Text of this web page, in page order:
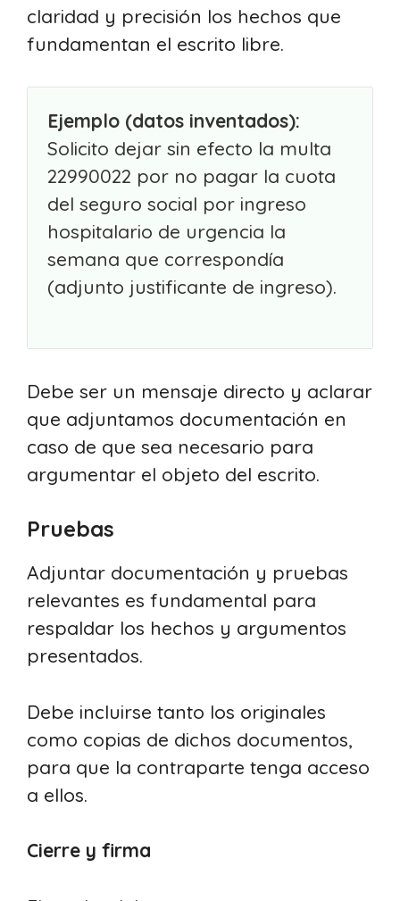
claridad y precisión los hechos que
fundamentan el escrito libre.
Ejemplo (datos inventados):
Solicito dejar sin efecto la multa
22990022 por no pagar la cuota
del seguro social por ingreso
hospitalario de urgencia la
semana que correspondía
(adjunto justificante de ingreso).
Debe ser un mensaje directo y aclarar
que adjuntamos documentación en
caso de que sea necesario para
argumentar el objeto del escrito.
Pruebas
Adjuntar documentación y pruebas
relevantes es fundamental para
respaldar los hechos y argumentos
presentados.
Debe incluirse tanto los originales
como copias de dichos documentos,
para que la contraparte tenga acceso
a ellos.
Cierre y firma